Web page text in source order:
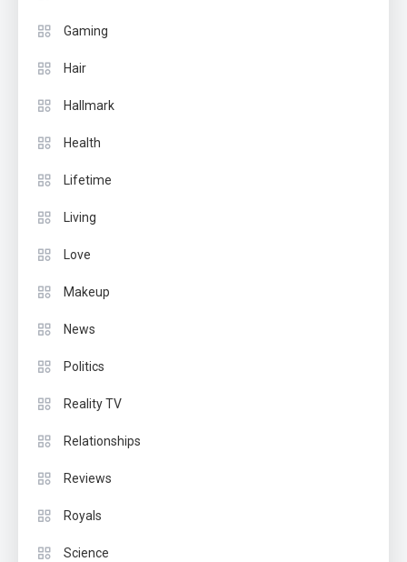
Gaming
Hair
Hallmark
Health
Lifetime
Living
Love
Makeup
News
Politics
Reality TV
Relationships
Reviews
Royals
Science